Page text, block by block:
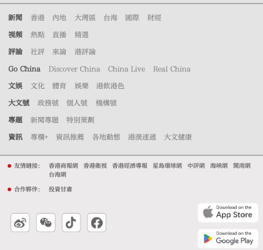
新聞 香港 內地 大灣區 台海 國際 財經
視頻 熱點 直播 精選
評論 社評 來論 港評論
Go China Discover China China Live Real China
文娛 文化 體育 娛樂 港飲港色
大文號 政務號 個人號 機構號
專題 新聞專題 特別策劃
資訊 專欄+ 資訊推薦 各地動態 港澳速遞 大文健康
友情鏈接： 香港商報網 香港衛視 香港經濟導報 星島環球網 中評網 海峽網
閩南網
台海網
合作夥伴： 投資甘肅